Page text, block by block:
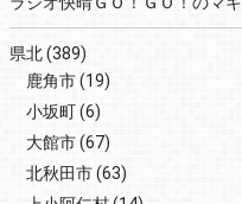
県北(389)
鹿角市(19)
小坂町(6)
大館市(67)
北秋田市(63)